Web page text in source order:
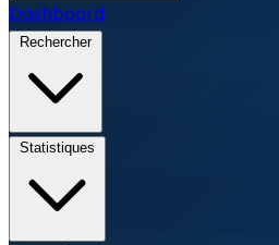
Dashboard
Rechercher
Statistiques